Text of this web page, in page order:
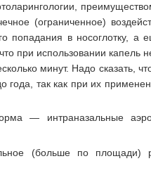
(ограниченное)
попадания в носоглотку,
при использовании капель
минут. Надо сказать,
года, так как при их
— интраназальные
(больше по площади)